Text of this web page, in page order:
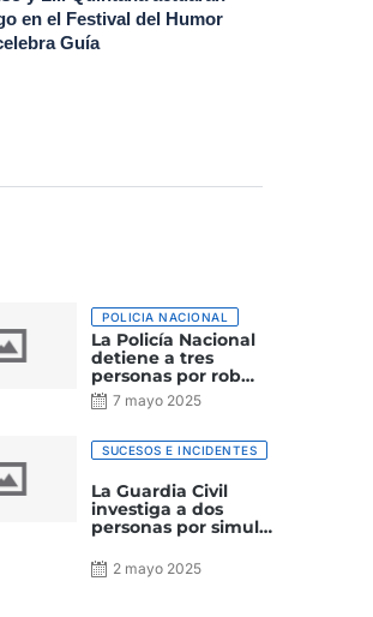
en el Festival del Humor
Guía
POLICIA NACIONAL
La Policía Nacional
detiene a tres
personas por robos
con fuerza y
violencia en Las
Canaria
7 mayo 2025
SUCESOS E INCIDENTES
La Guardia Civil
investiga a dos
personas por simular
2 mayo 2025